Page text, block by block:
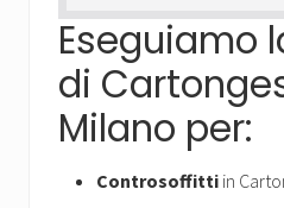
Eseguiamo
di
Milano per:
Controsoffitti in